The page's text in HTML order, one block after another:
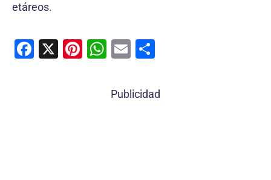
etáreos.
F
X
Pi W
at
E
ai m
Publicidad